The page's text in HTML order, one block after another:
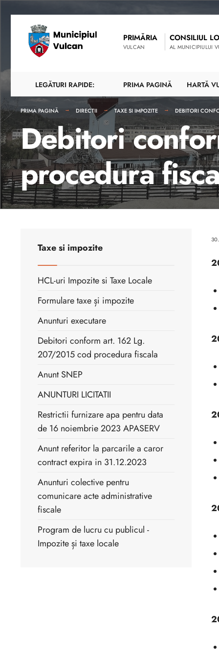
PRIMĂRIA
VULCAN
CONSILIUL
AL MUNICIPIULUI
LEGĂTURI RAPIDE: PRIMA PAGINĂ HARTĂ
PRIMA PAGINĂ DIRECTII TAXE SI IMPOZITE DEBITORI
Debitori
procedura
Taxe si impozite
HCL-uri Impozite si Taxe Locale
Formulare taxe și impozite
Anunturi executare
Debitori conform art. 162 Lg.
207/2015 cod procedura fiscala
Anunt SNEP
ANUNTURI LICITATII
Restrictii furnizare apa pentru data
de 16 noiembrie 2023 APASERV
Anunt referitor la parcarile a caror
contract expira in 31.12.2023
Anunturi colective pentru
comunicare acte administrative
fiscale
Program de lucru cu publicul -
Impozite și taxe locale